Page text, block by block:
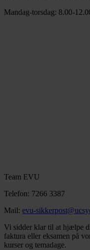
Mandag-torsdag: 8.00-
Team EVU
Telefon: 7266 3387
Mail: evu-
Vi sidder klar til at hjælpe
faktura eller eksamen på
kurser og temadage.